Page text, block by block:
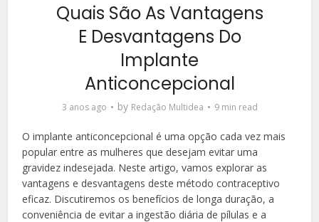
Quais São As Vantagens
E Desvantagens Do
Implante
Anticoncepcional
3 anos ago by Redação Multidea 9 min read
O implante anticoncepcional é uma opção cada vez mais
popular entre as mulheres que desejam evitar uma
gravidez indesejada. Neste artigo, vamos explorar as
vantagens e desvantagens deste método contraceptivo
eficaz. Discutiremos os benefícios de longa duração, a
conveniência de evitar a ingestão diária de pílulas e a